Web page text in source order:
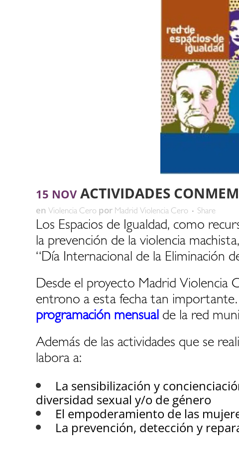
15 NOVACTIVIDADES
en Violencia Cero por Madrid Violencia Cero Share
Los Espacios de Igualdad, como
la prevención de la violencia
“Día Internacional de la Eliminación
Desde el proyecto Madrid Violencia
entrono a esta fecha tan
programación mensual de la red
Además de las actividades que se
labora a:
La sensibilización y
diversidad sexual y/o de género
El empoderamiento de las
La prevención, detección y